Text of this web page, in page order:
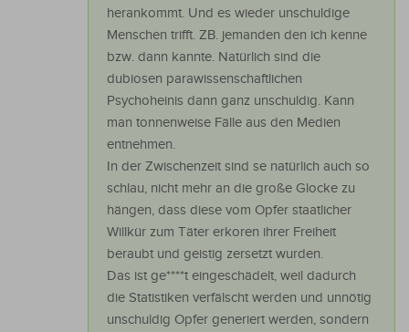
herankommt. Und es wieder unschuldige
Menschen trifft. ZB. jemanden den ich kenne
bzw. dann kannte. Natürlich sind die
dubiosen parawissenschaftlichen
Psychoheinis dann ganz unschuldig. Kann
man tonnenweise Fälle aus den Medien
entnehmen.
In der Zwischenzeit sind se natürlich auch so
schlau, nicht mehr an die große Glocke zu
hängen, dass diese vom Opfer staatlicher
Willkür zum Täter erkoren ihrer Freiheit
beraubt und geistig zersetzt wurden.
Das ist ge****t eingeschädelt, weil dadurch
die Statistiken verfälscht werden und unnötig
unschuldig Opfer generiert werden, sondern